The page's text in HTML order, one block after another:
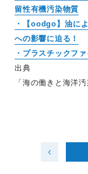
留性有機汚染物質
・【oodgo】油に
への影響に迫る！
・プラスチックフ
出典
「海の働きと海洋